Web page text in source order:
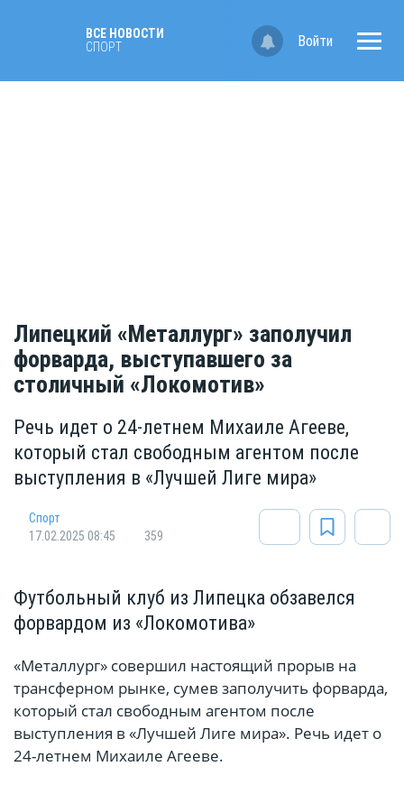
ВСЕ НОВОСТИ
СПОРТ
Войти
Липецкий «Металлург» заполучил
форварда, выступавшего за
столичный «Локомотив»
Речь идет о 24-летнем Михаиле Агееве,
который стал свободным агентом после
выступления в «Лучшей Лиге мира»
Спорт
17.02.2025 08:45
359
Футбольный клуб из Липецка обзавелся
форвардом из «Локомотива»
«Металлург» совершил настоящий прорыв на
трансферном рынке, сумев заполучить форварда,
который стал свободным агентом после
выступления в «Лучшей Лиге мира». Речь идет о
24-летнем Михаиле Агееве.